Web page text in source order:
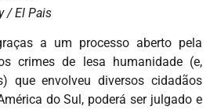
/ El Pais
a um processo aberto pela
crimes de lesa humanidade (e,
que envolveu diversos cidadãos
do Sul, poderá ser julgado e